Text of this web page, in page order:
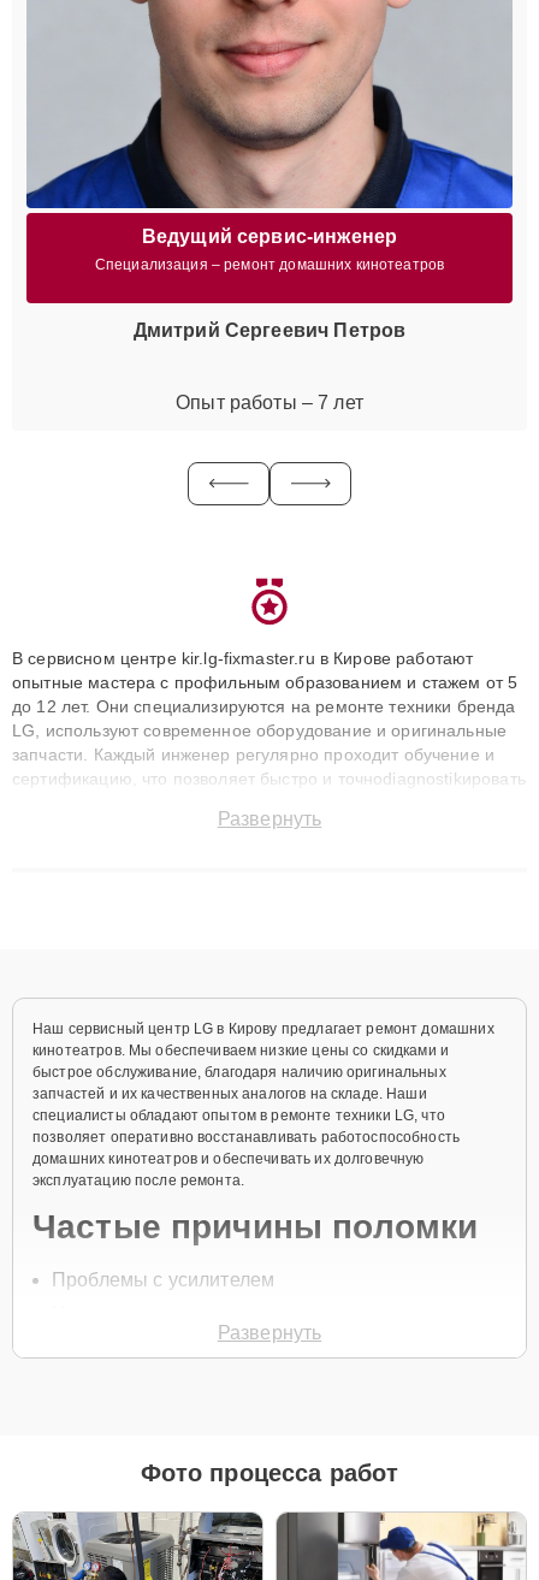
Ведущий сервис-инженер
Специализация – ремонт домашних кинотеатров
Дмитрий Сергеевич Петров
Опыт работы – 7 лет
В сервисном центре kir.lg-fixmaster.ru в Кирове работают
опытные мастера с профильным образованием и стажем от 5
до 12 лет. Они специализируются на ремонте техники бренда
LG, используют современное оборудование и оригинальные
запчасти. Каждый инженер регулярно проходит обучение и
сертификацию, что позволяет быстро и точноdiagnostikировать
до 3 лет. Наши мастера решают сложные случаи: от замены
Развернуть
Наш сервисный центр LG в Кирову предлагает ремонт домашних
кинотеатров. Мы обеспечиваем низкие цены со скидками и
быстрое обслуживание, благодаря наличию оригинальных
запчастей и их качественных аналогов на складе. Наши
специалисты обладают опытом в ремонте техники LG, что
позволяет оперативно восстанавливать работоспособность
домашних кинотеатров и обеспечивать их долговечную
эксплуатацию после ремонта.
Частые причины поломки
Проблемы с усилителем
Повреждения кабелей
или оставьтеЗаявку на сайте, и специалист свяжется с вами
диагностику и обслуживание.
Главные особенности
Развернуть
Фото процесса работ